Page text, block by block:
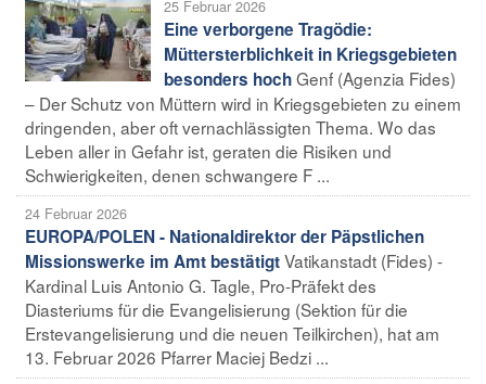
25 Februar 2026
Eine verborgene Tragödie:
Müttersterblichkeit in Kriegsgebieten
besonders hochGenf (Agenzia Fides)
– Der Schutz von Müttern wird in Kriegsgebieten zu einem
dringenden, aber oft vernachlässigten Thema. Wo das
Leben aller in Gefahr ist, geraten die Risiken und
Schwierigkeiten, denen schwangere F ...
24 Februar 2026
EUROPA/POLEN - Nationaldirektor der Päpstlichen
Missionswerke im Amt bestätigtVatikanstadt (Fides) -
Kardinal Luis Antonio G. Tagle, Pro-Präfekt des
Diasteriums für die Evangelisierung (Sektion für die
Erstevangelisierung und die neuen Teilkirchen), hat am
13. Februar 2026 Pfarrer Maciej Bedzi ...